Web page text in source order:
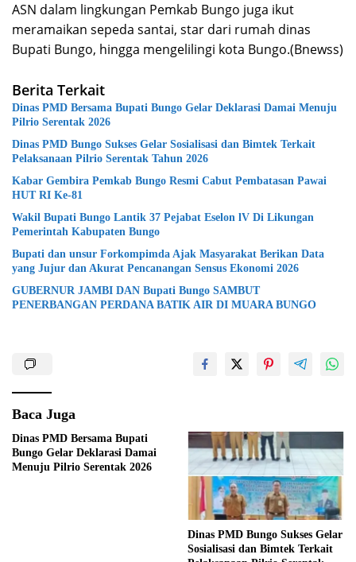
ASN dalam lingkungan Pemkab Bungo juga ikut
meramaikan sepeda santai, star dari rumah dinas
Bupati Bungo, hingga mengelilingi kota Bungo.(Bnewss)
Berita Terkait
Dinas PMD Bersama Bupati Bungo Gelar Deklarasi Damai Menuju
Pilrio Serentak 2026
Dinas PMD Bungo Sukses Gelar Sosialisasi dan Bimtek Terkait
Pelaksanaan Pilrio Serentak Tahun 2026
Kabar Gembira Pemkab Bungo Resmi Cabut Pembatasan Pawai
HUT RI Ke-81
Wakil Bupati Bungo Lantik 37 Pejabat Eselon lV Di Likungan
Pemerintah Kabupaten Bungo
Bupati dan unsur Forkompimda Ajak Masyarakat Berikan Data
yang Jujur dan Akurat Pencanangan Sensus Ekonomi 2026
GUBERNUR JAMBI DAN Bupati Bungo SAMBUT
PENERBANGAN PERDANA BATIK AIR DI MUARA BUNGO
Baca Juga
Dinas PMD Bersama Bupati
Bungo Gelar Deklarasi Damai
Menuju Pilrio Serentak 2026
Dinas PMD Bungo Sukses Gelar
Sosialisasi dan Bimtek Terkait